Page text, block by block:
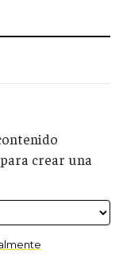
crear una